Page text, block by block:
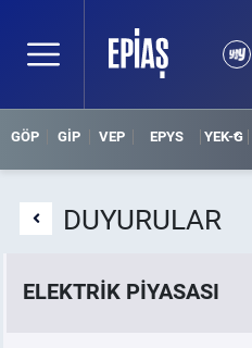
GÖP GİP VEP EPYS YEK-G
DUYURULAR
ELEKTRİK PİYASASI